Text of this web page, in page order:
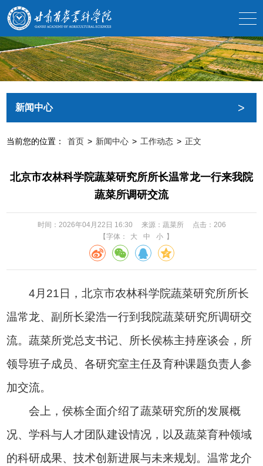
新闻中心 >
当前您的位置： 首页 > 新闻中心 > 工作动态 > 正文
北京市农林科学院蔬菜研究所所长温常龙一行来我院
蔬菜所调研交流
时间：2026年04月22日 16:30 来源：蔬菜所 点击： 206
【字体：
大 中 小 】
4月21日，北京市农林科学院蔬菜研究所所长
温常龙、副所长梁浩一行到我院蔬菜研究所调研交
流。蔬菜所党总支书记、所长侯栋主持座谈会，所
领导班子成员、各研究室主任及育种课题负责人参
加交流。
会上，侯栋全面介绍了蔬菜研究所的发展概
况、学科与人才团队建设情况，以及蔬菜育种领域
的科研成果、技术创新进展与未来规划。温常龙介